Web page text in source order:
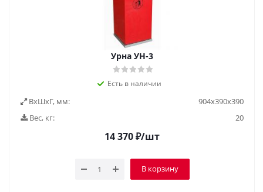
Урна УН-3
Есть в наличии
ВxШxГ, мм:
904х390х390
Вес, кг:
20
14 370₽/шт
В корзину